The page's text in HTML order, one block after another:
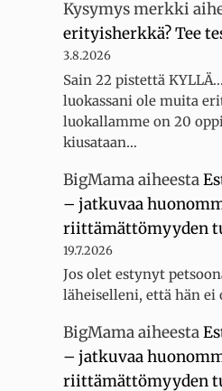
Kysymys merkki
erityisherkkä? Tee
3.8.2026
Sain 22 pistettä
luokassani ole muita
luokallamme on 20
kiusataan…
BigMamaaiheesta
– jatkuvaa
riittämättömyyden
19.7.2026
Jos olet estynyt
läheiselleni, että hän ei
BigMamaaiheesta
– jatkuvaa
riittämättömyyden